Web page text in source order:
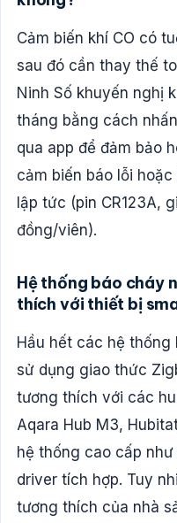
Cảm biến khí CO có
sau đó cần thay thế
Ninh Số khuyến nghị
tháng bằng cách
qua app để đảm bảo
cảm biến báo lỗi
lập tức (pin CR123A,
đồng/viên).
Hệ thống báo cháy
thích với thiết bị
Hầu hết các hệ
sử dụng giao thức
tương thích với các
Aqara Hub M3,
hệ thống cao cấp
driver tích hợp. Tuy
tương thích của nhà